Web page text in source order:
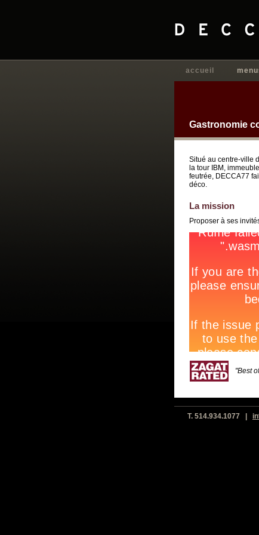
accueil
Gastronomie
Situé au centre-ville
la tour IBM,
feutrée, DECCA77
déco.
La mission
Proposer à ses
"Best
T. 514.934.1077 |